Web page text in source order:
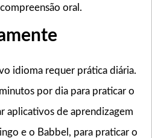
oral.
idioma requer prática diária.
por dia para praticar o
aplicativos de aprendizagem
e o Babbel, para praticar o